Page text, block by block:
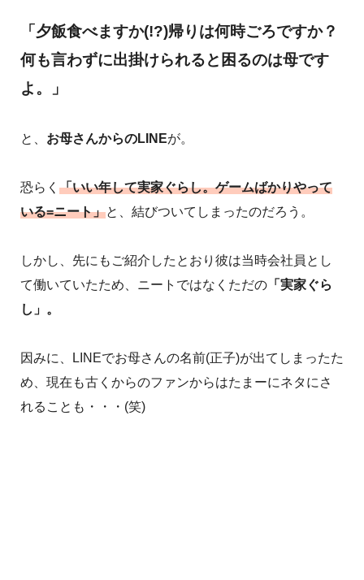
「夕飯食べますか(!?)帰りは何時ごろですか？
何も言わずに出掛けられると困るのは母です
よ。」
と、 お母さんからのLINEが。
恐らく 「いい年して実家ぐらし。ゲームばかりやって
いる=ニート」と、結びついてしまったのだろう。
しかし、先にもご紹介したとおり彼は当時会社員とし
て働いていたため、ニートではなくただの 「実家ぐら
し」。
因みに、LINEでお母さんの名前(正子)が出てしまったた
め、現在も古くからのファンからはたまーにネタにさ
れることも・・・(笑)